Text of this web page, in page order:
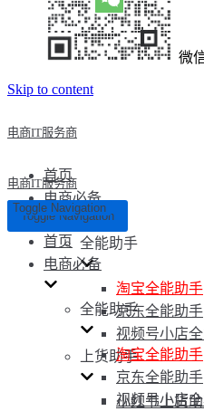
微
Skip to content
电商IT服务商
首页
电商必备
全能助手
淘宝全能助手
京东全能助手
视频号小店
上货助手
小红书上货
电商IT服务商
Toggle Navigation
Toggle Navigation
首页
电商必备
全能助手
淘宝全能助手
京东全能助手
视频号小店